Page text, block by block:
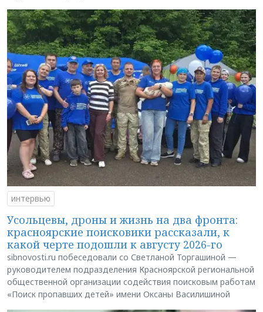
интервью
Усольцевы, дроны и жизнь на два фронта:
красноярские поисковики рассказали, к
какой черте подошли к августу 2026-го
sibnovosti.ru побеседовали со Светланой Торгашиной —
руководителем подразделения Красноярской региональной
общественной организации содействия поисковым работам
«Поиск пропавших детей» имени Оксаны Василишиной